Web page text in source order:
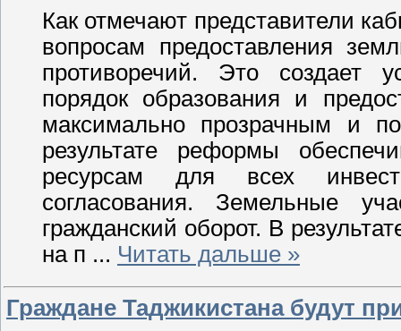
Как отмечают представители
вопросам предоставления
противоречий. Это создает
порядок образования и
максимально прозрачным и
результате реформы
ресурсам для всех
согласования. Земельные
гражданский оборот. В
на п ... Читать дальше »
Граждане Таджикистана будут